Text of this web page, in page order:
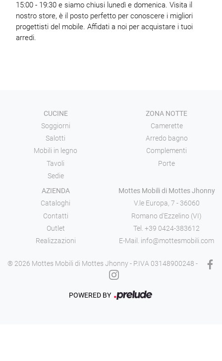
15:00 - 19:30 e siamo chiusi lunedì e domenica. Visita il
nostro store, è il posto perfetto per conoscere i migliori
progettisti del mobile. Affidati a noi per acquistare i tuoi
arredi.
CUCINE
Soggiorni
Salotti
Mobili in legno
Tavoli
Sedie
ZONA NOTTE
Camerette
Arredo bagno
Complementi
Porte
AZIENDA
Cataloghi
Contatti
Outlet
Realizzazioni
Mottes Mobili di Mottes Jhonny
V.le Europa, 7 - 36060
Romano d'Ezzelino (VI)
Tel. +39 0424-383612
E-Mail. info@mottesmobili.com
® 2026 Mottes Mobili di Mottes Jhonny - P.IVA 03148900248 -
POWERED BY